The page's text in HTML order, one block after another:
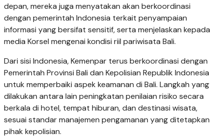
depan, mereka juga menyatakan akan berkoordinasi
dengan pemerintah Indonesia terkait penyampaian
informasi yang bersifat sensitif, serta menjelaskan kepada
media Korsel mengenai kondisi riil pariwisata Bali.
Dari sisi Indonesia, Kemenpar terus berkoordinasi dengan
Pemerintah Provinsi Bali dan Kepolisian Republik Indonesia
untuk memperbaiki aspek keamanan di Bali. Langkah yang
dilakukan antara lain peningkatan penilaian risiko secara
berkala di hotel, tempat hiburan, dan destinasi wisata,
sesuai standar manajemen pengamanan yang ditetapkan
pihak kepolisian.